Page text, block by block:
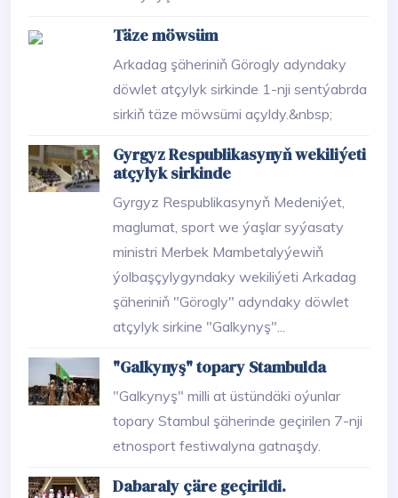
Täze möwsüm
Arkadag şäheriniň Görogly adyndaky
döwlet atçylyk sirkinde 1-nji sentýabrda
sirkiň täze möwsümi açyldy.&nbsp;
Gyrgyz Respublikasynyň wekiliýeti
atçylyk sirkinde
Gyrgyz Respublikasynyň Medeniýet,
maglumat, sport we ýaşlar syýasaty
ministri Merbek Mambetalyýewiň
ýolbaşçylygyndaky wekiliýeti Arkadag
şäheriniň "Görogly" adyndaky döwlet
atçylyk sirkine "Galkynyş"...
"Galkynyş" topary Stambulda
"Galkynyş" milli at üstündäki oýunlar
topary Stambul şäherinde geçirilen 7-nji
etnosport festiwalyna gatnaşdy.
Dabaraly çäre geçirildi.